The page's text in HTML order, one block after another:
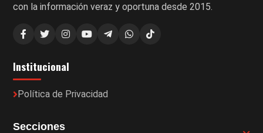
con la información veraz y oportuna desde 2015.
Institucional
Política de Privacidad
Secciones